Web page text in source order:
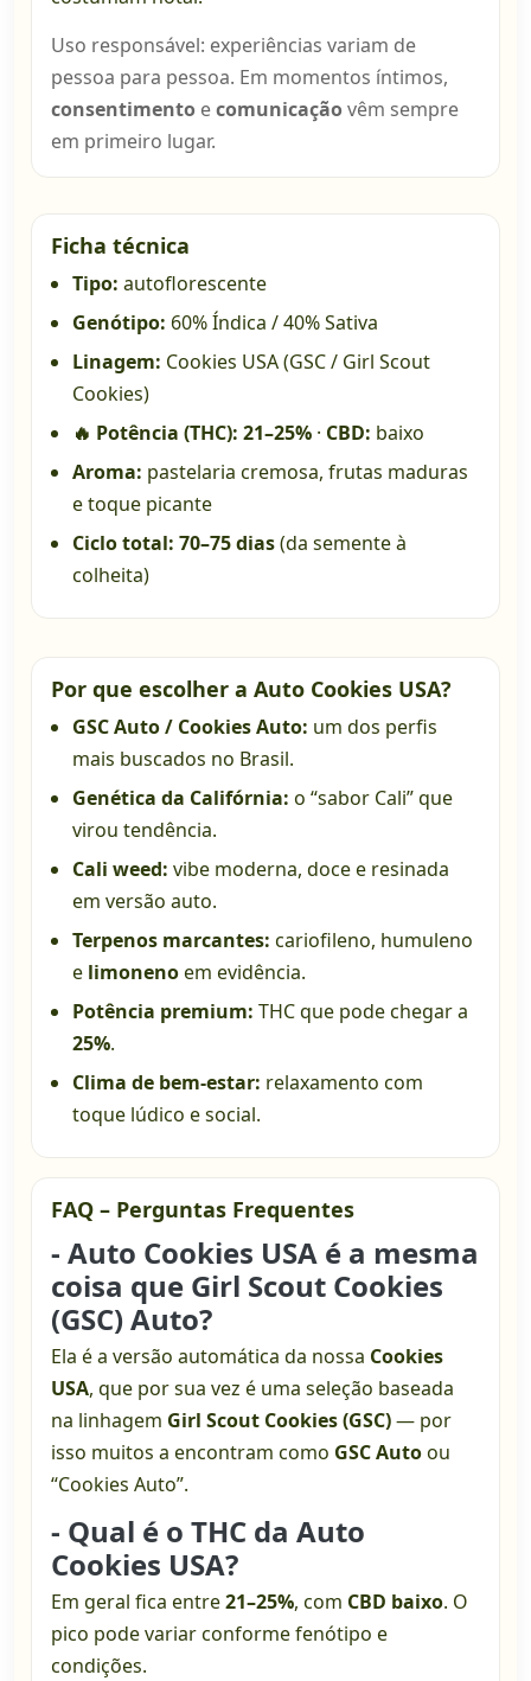
Uso responsável: experiências variam de
pessoa para pessoa. Em momentos íntimos,
consentimento ecomunicaçãovêm sempre
em primeiro lugar.
Ficha técnica
Tipo: autoflorescente
Genótipo: 60% Índica / 40% Sativa
Linagem: Cookies USA (GSC / Girl Scout
Cookies)
🔥 Potência (THC): 21–25% · CBD: baixo
Aroma: pastelaria cremosa, frutas maduras
e toque picante
Ciclo total: 70–75 dias(da semente à
colheita)
Por que escolher a Auto Cookies USA?
GSC Auto / Cookies Auto: um dos perfis
mais buscados no Brasil.
Genética da Califórnia: o “sabor Cali” que
virou tendência.
Cali weed: vibe moderna, doce e resinada
em versão auto.
Terpenos marcantes: cariofileno, humuleno
e limonenoem evidência.
Potência premium: THC que pode chegar a
25%.
Clima de bem-estar: relaxamento com
toque lúdico e social.
FAQ – Perguntas Frequentes
- Auto Cookies USA é a mesma
coisa que Girl Scout Cookies
(GSC) Auto?
Ela é a versão automática da nossa Cookies
USA, que por sua vez é uma seleção baseada
na linhagem Girl Scout Cookies (GSC)— por
isso muitos a encontram como GSC Autoou
“Cookies Auto”.
- Qual é o THC da Auto
Cookies USA?
Em geral fica entre21–25%, com CBD baixo. O
pico pode variar conforme fenótipo e
condições.